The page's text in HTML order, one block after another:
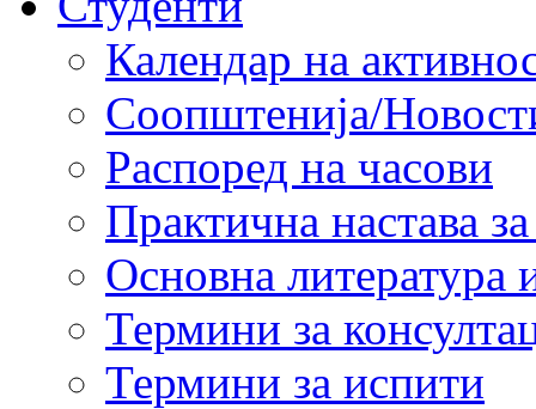
Календар на
Соопштенија/
Распоред на часови
Практична настава
Основна литература
Термини за
Термини за испити